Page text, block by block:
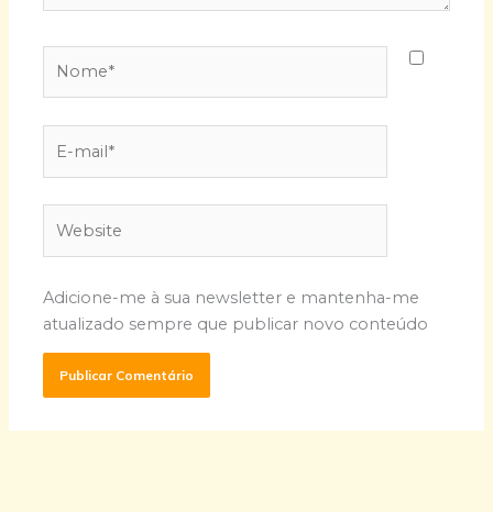
mail*
Adicione-me à sua newsletter e mantenha-me
atualizado sempre que publicar novo conteúdo